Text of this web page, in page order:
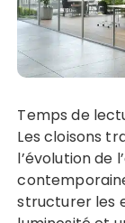
Temps de
Les cloisons
l’évolution de
structurer les